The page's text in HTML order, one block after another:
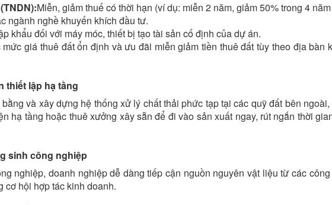
Miễn, giảm thuế có thời hạn (ví dụ: miễn 2 năm, giảm 50% trong 4
ngành nghề khuyến khích đầu tư.
khẩu đối với máy móc, thiết bị tạo tài sản cố định của dự án.
giá thuê đất ổn định và ưu đãi miễn giảm tiền thuê đất tùy theo địa bàn
thiết lập hạ tầng
và xây dựng hệ thống xử lý chất thải phức tạp tại các quỹ đất bên
hạ tầng hoặc thuê xưởng xây sẵn để đi vào sản xuất ngay, rút ngắn thời
sinh công nghiệp
nghiệp, doanh nghiệp dễ dàng tiếp cận nguồn nguyên vật liệu từ các
cơ hội hợp tác kinh doanh.